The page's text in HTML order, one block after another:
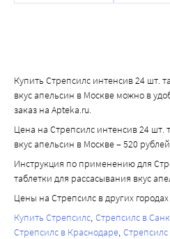
Купить Стрепсилс интенсив 24 шт.
вкус апельсин в Москве можно в
заказ на Apteka.ru.
Цена на Стрепсилс интенсив 24 шт.
вкус апельсин в Москве – 520
Инструкция по применению для
таблетки для рассасывания вкус
Цены на Стрепсилс в других городах
Купить Стрепсилс Стрепсилс в
Стрепсилс в Краснодаре